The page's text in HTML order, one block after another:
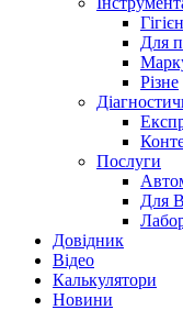
Для
Різне
Послуги
Для
Довідник
Відео
Калькулятори
Новини